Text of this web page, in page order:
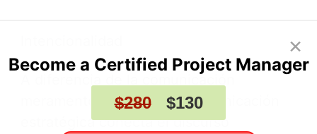
A diferencia de la comunicación
meramente operativa, la comunicación
estratégica conecta el discurso
×
Become a Certified Project Manager
$280 $130